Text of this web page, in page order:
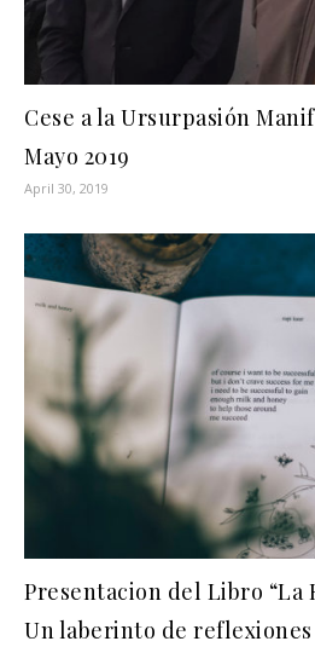
Cese a la Ursurpasión
Mayo 2019
April 30, 2019
Presentacion del Libro “La
Un laberinto de reflexiones